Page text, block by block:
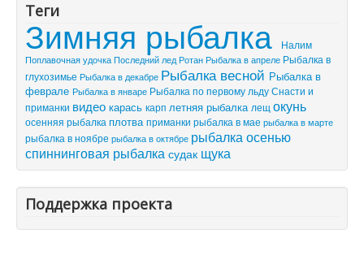
Теги
Зимняя рыбалка
Налим
Поплавочная удочкаПоследний лед Ротан Рыбалка в апреле Рыбалка в
глухозимье Рыбалка в декабре Рыбалка весной Рыбалка в
феврале Рыбалка в январе Рыбалка по первому льдуСнасти и
приманки видео карась карп летняя рыбалка лещ окунь
осенняя рыбалка плотваприманки рыбалка в мае рыбалка в марте
рыбалка в ноябре рыбалка в октябре рыбалка осенью
спиннинговая рыбалкасудак щука
Поддержка проекта